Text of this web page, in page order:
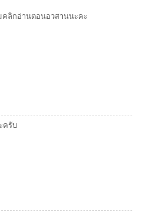
ลิกอ่านตอนอวสานนะคะ
ครับ